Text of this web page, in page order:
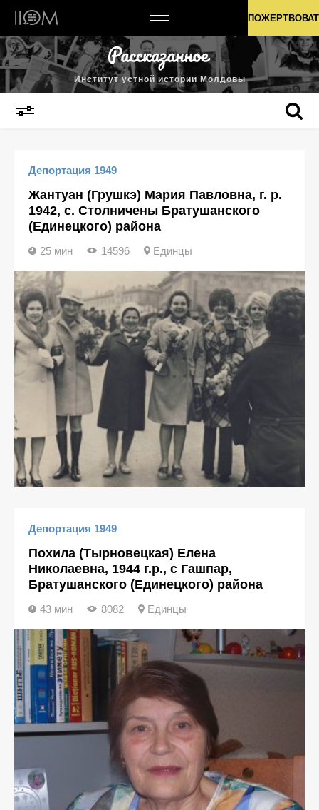
Институт устной истории Молдовы
Институт устной истории Молдовы
Депортация 1949
Жантуан (Грушкэ) Мария Павловна, г. р.
1942, с. Столничены Братушанского
(Единецкого) района
25 мин 14596 Единцы
Депортация 1949
Похила (Тырновецкая) Елена
Николаевна, 1944 г.р., с Гашпар,
Братушанского (Единецкого) района
43 мин 8082 Единцы